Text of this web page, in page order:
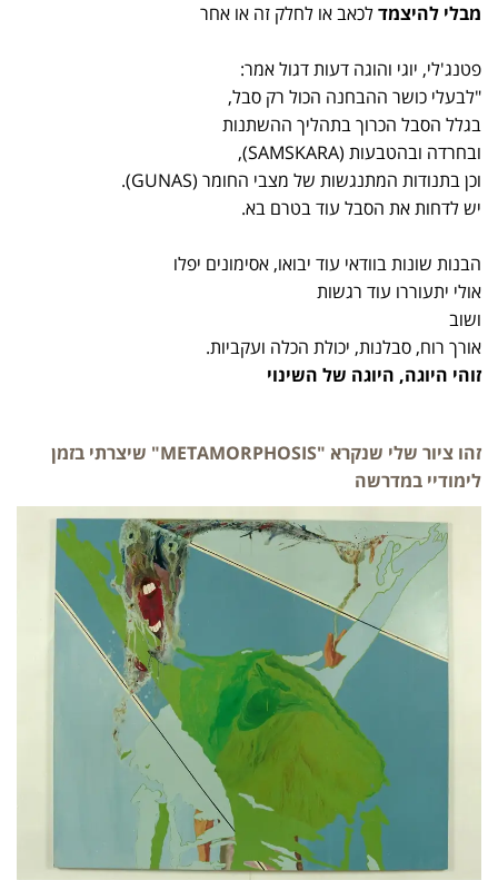
מבלי להיצמדלכאב או לחלק זה או אחר
פטנג'לי, יוגי והוגה דעות דגול אמר:
"לבעלי כושר ההבחנה הכול רק סבל,
בגלל הסבל הכרוך בתהליך ההשתנות
ובחרדה ובהטבעות (SAMSKARA),
וכן בתנודות המתנגשות של מצבי החומר (GUNAS).
יש לדחות את הסבל עוד בטרם בא.
הבנות שונות בוודאי עוד יבואו, אסימונים יפלו
אולי יתעוררו עוד רגשות
ושוב
אורך רוח, סבלנות, יכולת הכלה ועקביות.
זוהי היוגה, היוגה של השינוי
זהו ציור שלי שנקרא "METAMORPHOSIS" שיצרתי בזמן
לימודיי במדרשה